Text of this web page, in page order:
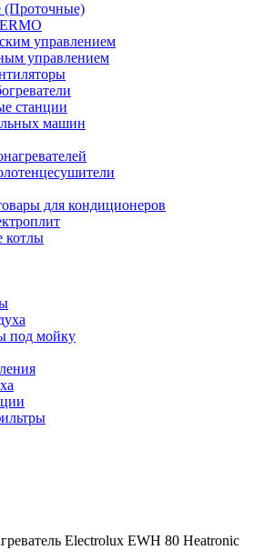
(Проточные)
управлением
управлением
станции
машин
для кондиционеров
котлы
под мойку
Electrolux EWH 80 Heatronic